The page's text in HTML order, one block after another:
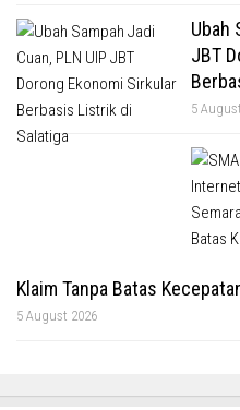
Ubah
JBT
5
Klaim Tanpa Batas
5 August 2026